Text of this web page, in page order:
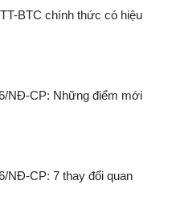
BTC chính thức có hiệu
NĐ-CP: Những điểm mới
NĐ-CP: 7 thay đổi quan